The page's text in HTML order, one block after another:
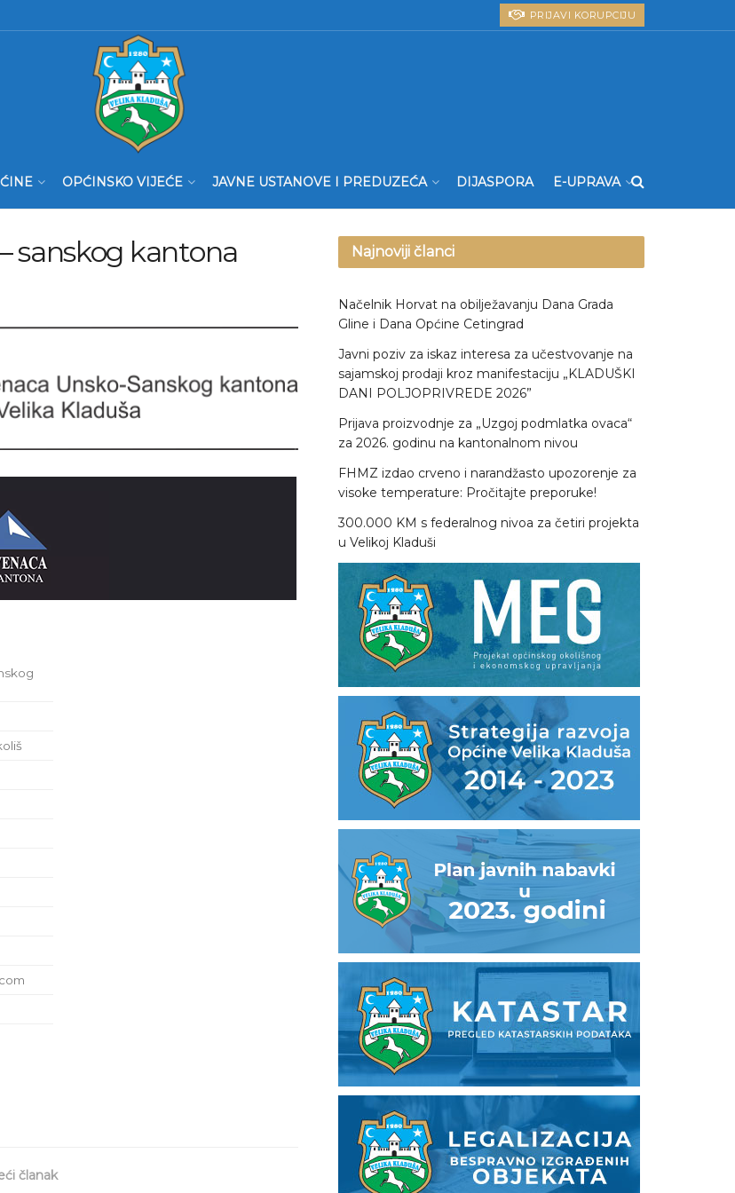
PRIJAVI KORUPCIJU
OPĆINSKO VIJEĆE JAVNE USTANOVE I PREDUZEĆA DIJASPORA E-UPRAVA
sanskog kantona
članak
Najnoviji članci
Načelnik Horvat na obilježavanju Dana Grada
Gline i Dana Općine Cetingrad
Javni poziv za iskaz interesa za učestvovanje na
sajamskoj prodaji kroz manifestaciju „KLADUŠKI
DANI POLJOPRIVREDE 2026”
Prijava proizvodnje za „Uzgoj podmlatka ovaca“
za 2026. godinu na kantonalnom nivou
FHMZ izdao crveno i narandžasto upozorenje za
visoke temperature: Pročitajte preporuke!
300.000 KM s federalnog nivoa za četiri projekta
u Velikoj Kladuši